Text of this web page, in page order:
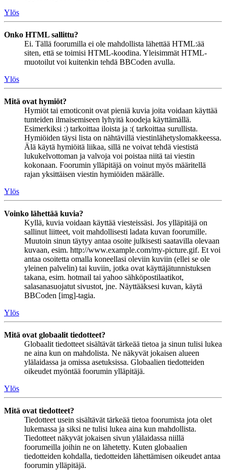
Ylös
Onko HTML sallittu?
Ei. Tällä foorumilla ei ole mahdollista lähettää HTML:ää
siten, että se toimisi HTML-koodina. Yleisimmät HTML-
muotoilut voi kuitenkin tehdä BBCoden avulla.
Ylös
Mitä ovat hymiöt?
Hymiöt tai emoticonit ovat pieniä kuvia joita voidaan käyttää
tunteiden ilmaisemiseen lyhyitä koodeja käyttämällä.
Esimerkiksi :) tarkoittaa iloista ja :( tarkoittaa surullista.
Hymiöiden täysi lista on nähtävillä viestinlähetyslomakkeessa.
Älä käytä hymiöitä liikaa, sillä ne voivat tehdä viestistä
lukukelvottoman ja valvoja voi poistaa niitä tai viestin
kokonaan. Foorumin ylläpitäjä on voinut myös määritellä
rajan yksittäisen viestin hymiöiden määrälle.
Ylös
Voinko lähettää kuvia?
Kyllä, kuvia voidaan käyttää viesteissäsi. Jos ylläpitäjä on
sallinut liitteet, voit mahdollisesti ladata kuvan foorumille.
Muutoin sinun täytyy antaa osoite julkisesti saatavilla olevaan
kuvaan, esim. http://www.example.com/my-picture.gif. Et voi
antaa osoitetta omalla koneellasi oleviin kuviin (ellei se ole
yleinen palvelin) tai kuviin, jotka ovat käyttäjätunnistuksen
takana, esim. hotmail tai yahoo sähköpostilaatikot,
salasanasuojatut sivustot, jne. Näyttääksesi kuvan, käytä
BBCoden [img]-tagia.
Ylös
Mitä ovat globaalit tiedotteet?
Globaalit tiedotteet sisältävät tärkeää tietoa ja sinun tulisi lukea
ne aina kun on mahdolista. Ne näkyvät jokaisen alueen
ylälaidassa ja omissa asetuksissa. Globaalien tiedotteiden
oikeudet myöntää foorumin ylläpitäjä.
Ylös
Mitä ovat tiedotteet?
Tiedotteet usein sisältävät tärkeää tietoa foorumista jota olet
lukemassa ja siksi ne tulisi lukea aina kun mahdollista.
Tiedotteet näkyvät jokaisen sivun ylälaidassa niillä
foorumeilla joihin ne on lähetetty. Kuten globaalien
tiedotteiden kohdalla, tiedotteiden lähettämisen oikeudet antaa
foorumin ylläpitäjä.